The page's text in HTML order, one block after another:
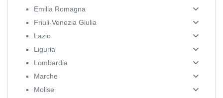
Emilia Romagna
Friuli-Venezia Giulia
Lazio
Liguria
Lombardia
Marche
Molise